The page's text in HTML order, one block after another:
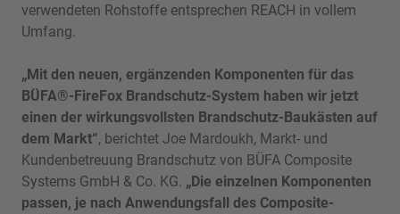
verwendeten Rohstoffe entsprechen REACH in vollem
Umfang.
„Mit den neuen, ergänzenden Komponenten für das
BÜFA®-FireFox Brandschutz-System haben wir jetzt
einen der wirkungsvollsten Brandschutz-Baukästen auf
dem Markt“, berichtet Joe Mardoukh, Markt- und
Kundenbetreuung Brandschutz von BÜFA Composite
Systems GmbH & Co. KG. „Die einzelnen Komponenten
passen, je nach Anwendungsfall des Composite-